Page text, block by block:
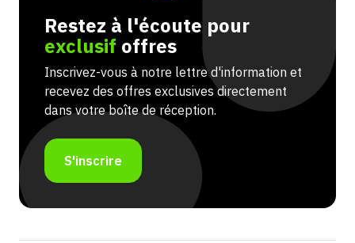
Restez à l'écoute pour
exclusif offres
Inscrivez-vous à notre lettre d'information et
recevez des offres exclusives directement
dans votre boîte de réception.
S'inscrire